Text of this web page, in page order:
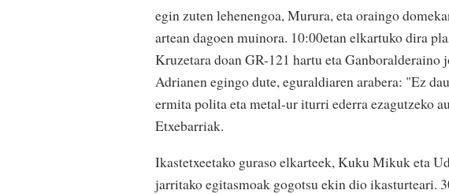
egin zuten lehenengoa, Murura, eta oraingo
artean dagoen muinora. 10:00etan elkartuko dira
Kruzetara doan GR-121 hartu eta Ganboralderaino
Adrianen egingo dute, eguraldiaren arabera: "Ez
ermita polita eta metal-ur iturri ederra ezagutzeko
Etxebarriak.
Ikastetxeetako guraso elkarteek, Kuku Mikuk eta
jarritako egitasmoak gogotsu ekin dio ikasturteari.